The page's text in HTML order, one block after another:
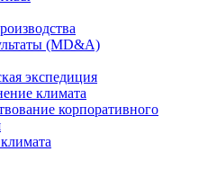
(MD&A)
экспедиция
климата
корпоративного